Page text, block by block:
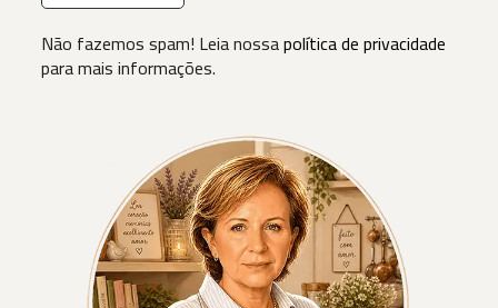
Não fazemos spam! Leia nossapolítica de privacidade
para mais informações.